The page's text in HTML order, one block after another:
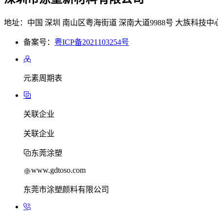
地址：中国 深圳 南山区粤海街道 深南大道9988号 大族科技中
备案号： 粤ICP备2021103254号
元素周期表
关联企业
关联企业
东莞涂塑
www.gdtoso.com
东莞市涂塑颜料有限公司